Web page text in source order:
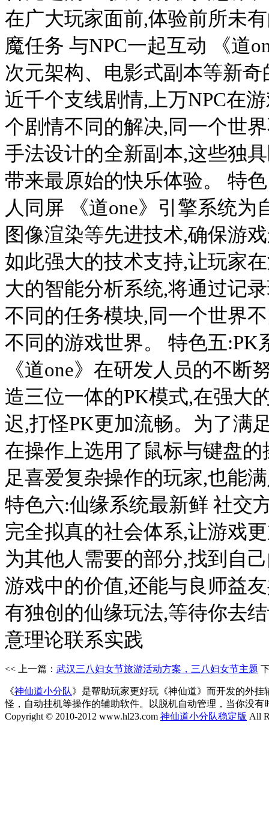
在广大玩家面前,体验前所未
魔任务 与NPC一起互动 《道
次元架构、电影式副本等新
近千个支线剧情,上万NPC在
个剧情不同的解决,同一个世
手法设计的全新副本,这些独
带来最原始的快乐体验。 特
人同屏 《道one》引擎系统为
图像渲染等先进技术,确保游
如此强大的技术支持,让玩家
大的智能分析系统,将通过记
不同的任务模块,同一个世界
不同的游戏世界。 特色五:PK
《道one》在研发人员的不断
造三位一体的PK模式,在强大
迟,打怪PK更加流畅。为了满
在操作上选用了鼠标与键盘
足喜爱复杂操作的玩家,也能
特色六:仙缘系统最新鲜 社交
完全拟真的社会体系,让游戏
为其他人需要的部分,找到自
游戏中的价值,还能与良师益
有独创的仙缘玩法,等待你去
意理论联系实践
<< 上一篇： 武汉三八妇女节旅游活动方案，三八妇女节主题
《神仙道小分队》是帮助玩家更好玩《神仙道》而开发的外
怪，自动挂机等操作的辅助软件。以脱机自动管理，当你没有
Copyright © 2010-2012 www.hl23.com 神仙道小分队稳定版 All